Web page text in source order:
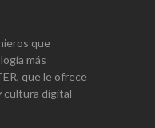
que
más
que le ofrece
cultura digital